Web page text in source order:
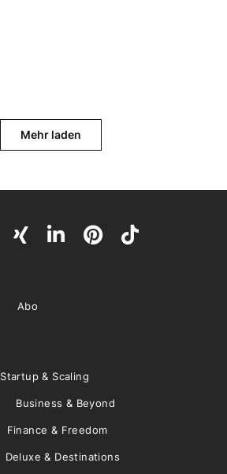
Mehr laden
Abo
Startup & Scaling
Business & Beyond
Finance & Freedom
Deluxe & Destinations